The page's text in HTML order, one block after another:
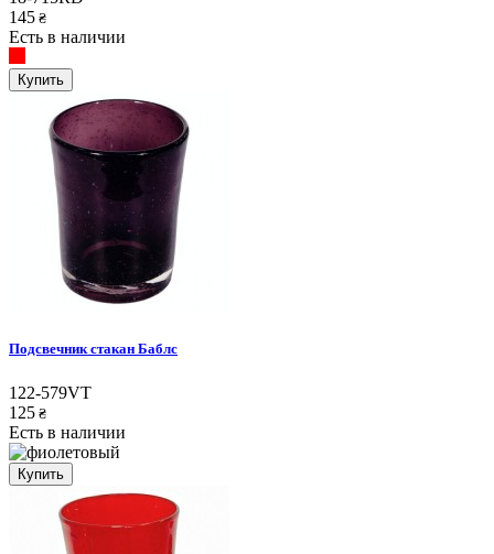
145 ₴
Есть в наличии
Купить
Подсвечник стакан Баблс
122-579VT
125 ₴
Есть в наличии
Купить